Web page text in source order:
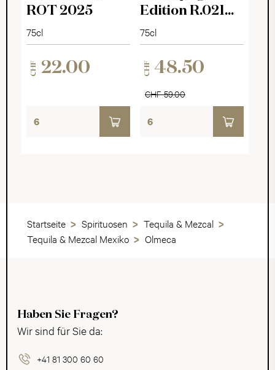
ROT 2025
75cl
CHF 22.00
Edition R.021
Rosé Brut
75cl
CHF 48.50
CHF 59.00
Startseite Spirituosen
Tequila & Mezcal
Tequila & Mezcal Mexiko
Olmeca
Haben Sie Fragen?
Wir sind für Sie da:
+41 81 300 60 60